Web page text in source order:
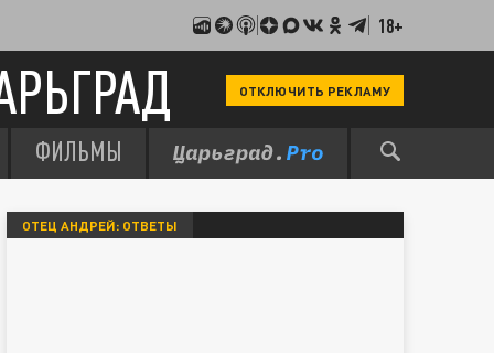
18+
ОТКЛЮЧИТЬ РЕКЛАМУ
ФИЛЬМЫ
ОТЕЦ АНДРЕЙ: ОТВЕТЫ